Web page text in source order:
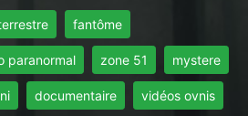
fantôme
paranormal zone 51 mystere
documentaire vidéos ovnis